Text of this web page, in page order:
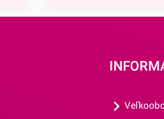
dezertov.Prskavky na
neočasria iba deti.